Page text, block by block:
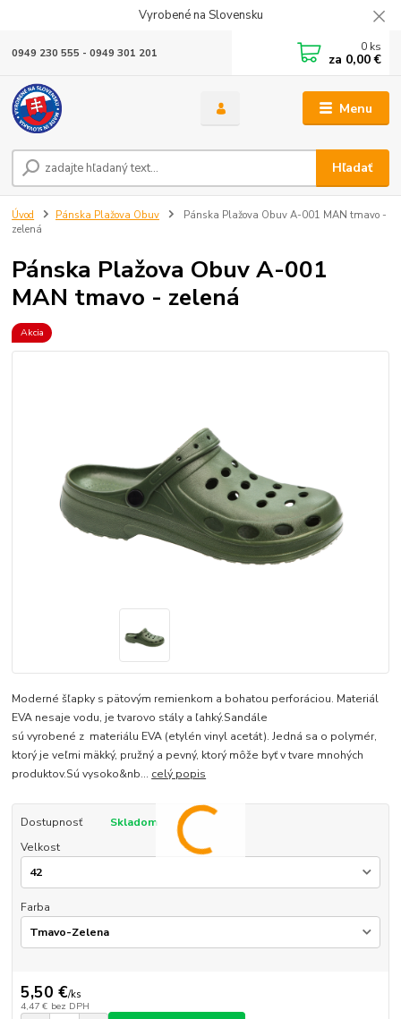
Vyrobené na Slovensku
Menu
Hľadať
0949 230 555 - 0949 301 201 0 ks
za 0,00 €
Úvod Pánska Plažova Obuv
Pánska Plažova Obuv A-001 MAN tmavo -
zelená
Pánska Plažova Obuv A-001
MAN tmavo - zelená
Akcia
Moderné šľapky s pätovým remienkom a bohatou perforáciou. Materiál
EVA nesaje vodu, je tvarovo stály a ľahký.Sandále
sú vyrobené z materiálu EVA (etylén vinyl acetát). Jedná sa o polymér,
ktorý je veľmi mäkký, pružný a pevný, ktorý môže byť v tvare mnohých
produktov.Sú vysoko&nb... celý popis
Dostupnosť
Skladom
Velkost
Farba
5,50 €/ks
4,47 € bez DPH